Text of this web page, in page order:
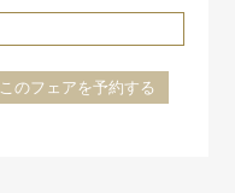
このフェアを予約する